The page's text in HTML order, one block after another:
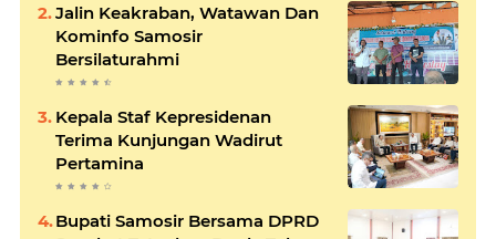
Jalin Keakraban, Watawan Dan
Kominfo Samosir
Bersilaturahmi
Kepala Staf Kepresidenan
Terima Kunjungan Wadirut
Pertamina
Bupati Samosir Bersama DPRD